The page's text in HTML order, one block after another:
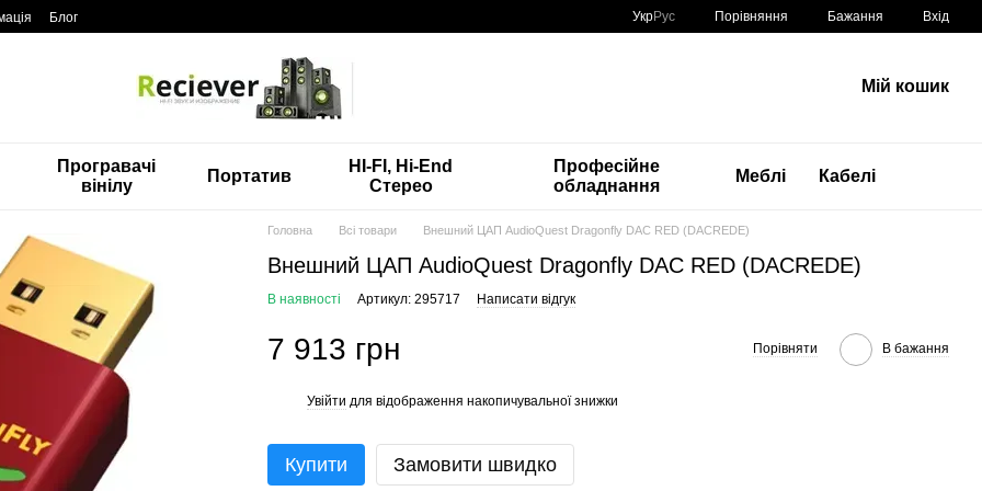
Блог УкрРус Порівняння Бажання Вхід
Мій кошик
Програвачі
вінілу
Портатив
HI-FI, Hi-End
Стерео
Професійне
обладнання
Меблі Кабелі
Головна Всі товари Внешний ЦАП AudioQuest Dragonfly DAC RED (DACREDE)
Внешний ЦАП AudioQuest Dragonfly DAC RED (DACREDE)
В наявності Артикул: 295717 Написати відгук
7 913 грн Порівняти В бажання
Увійти для відображення накопичувальної знижки
Купити Замовити швидко